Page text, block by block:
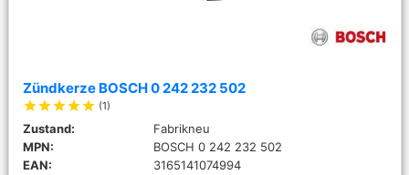
Zündkerze BOSCH 0 242 232 502
starstarstarstarstar (1)
Zustand:
Fabrikneu
MPN:
BOSCH 0 242 232 502
EAN:
3165141074994